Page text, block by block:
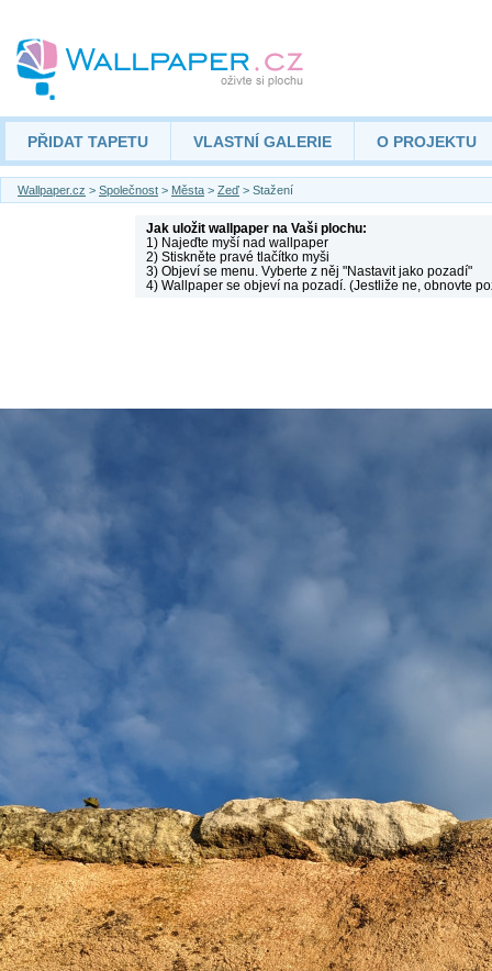
PŘIDAT TAPETU VLASTNÍ GALERIE O PROJEKTU
Wallpaper.cz > Společnost > Města > Zeď > Stažení
Jak uložit wallpaper na Vaši plochu:
1) Najeďte myší nad wallpaper
2) Stiskněte pravé tlačítko myši
3) Objeví se menu. Vyberte z něj "Nastavit jako pozadí"
4) Wallpaper se objeví na pozadí. (Jestliže ne, obnovte